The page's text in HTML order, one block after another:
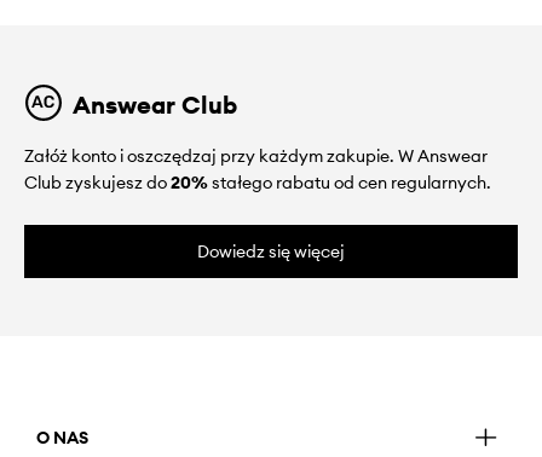
Answear Club
Załóż konto i oszczędzaj przy każdym zakupie. W Answear
Club zyskujesz do20%stałego rabatu od cen regularnych.
Dowiedz się więcej
O NAS